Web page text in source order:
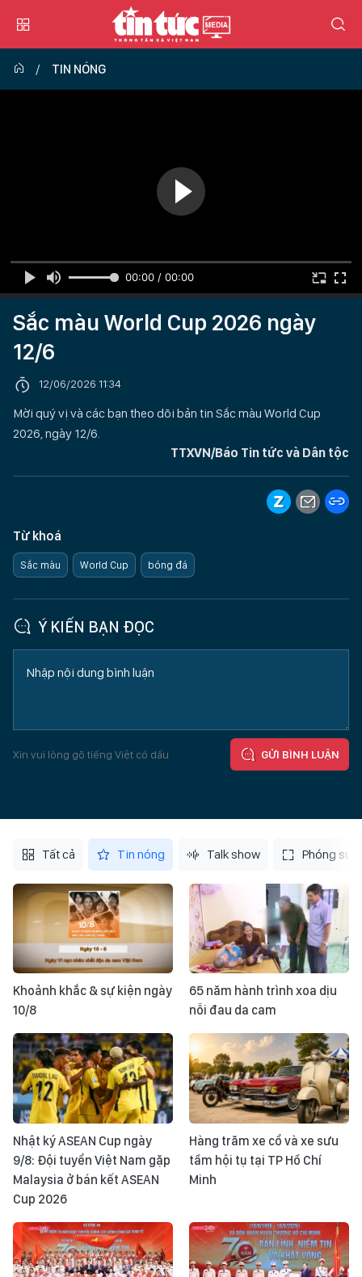
TIN NÓNG
00:00 / 00:00
Sắc màu World Cup 2026 ngày
12/6
12/06/2026 11:34
Mời quý vị và các bạn theo dõi bản tin Sắc màu World Cup
2026, ngày 12/6.
TTXVN/Báo Tin tức và Dân tộc
Từ khoá
Sắc màu World Cup bóng đá
Ý KIẾN BẠN ĐỌC
Xin vui lòng gõ tiếng Việt có dấu GỬI BÌNH LUẬN
Tất cả Tin nóng Talk show Phóng sự
Khoảnh khắc & sự kiện ngày
10/8
65 năm hành trình xoa dịu
nỗi đau da cam
Nhật ký ASEAN Cup ngày
9/8: Đội tuyển Việt Nam gặp
Malaysia ở bán kết ASEAN
Cup 2026
Hàng trăm xe cổ và xe sưu
tầm hội tụ tại TP Hồ Chí
Minh